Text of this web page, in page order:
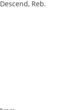
Reb.